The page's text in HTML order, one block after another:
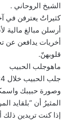
الشيخ الروحاني .
كثيراتٌ يعترفن في
أرسلن مبالغ مالية
أخريات يدافعن عن
قلوبهنّ.
ماهوجلب الحبيب
وصورة حبيبك
إذا كنت تريدين